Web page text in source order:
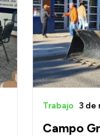
Campo
Trabajo 3 de